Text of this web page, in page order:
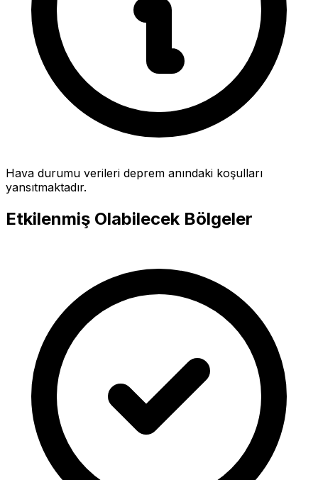
Hava durumu verileri deprem anındaki koşulları
yansıtmaktadır.
Etkilenmiş Olabilecek Bölgeler